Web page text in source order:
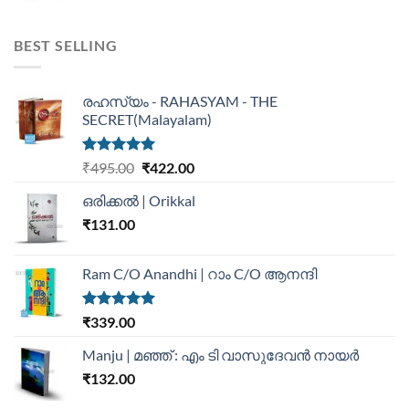
BEST SELLING
രഹസ്യം - RAHASYAM - THE
SECRET(Malayalam)
Rated5.00
₹495.00 ₹422.00
ഒരിക്കൽ | Orikkal
₹131.00
Ram C/O Anandhi | റാം C/O ആനന്ദി
Rated5.00
₹339.00
Manju | മഞ്ഞ് : എം ടി വാസുദേവന്‍ നായര്‍
₹132.00